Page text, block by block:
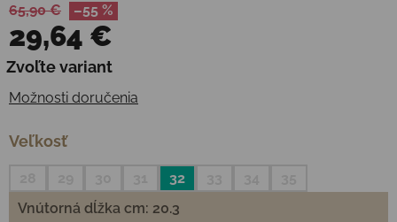
65,90 € –55 %
29,64 €
Jednotková cena:
Zvoľte variant
Možnosti doručenia
Veľkosť
32
Vnútorná dĺžka cm: 20.3